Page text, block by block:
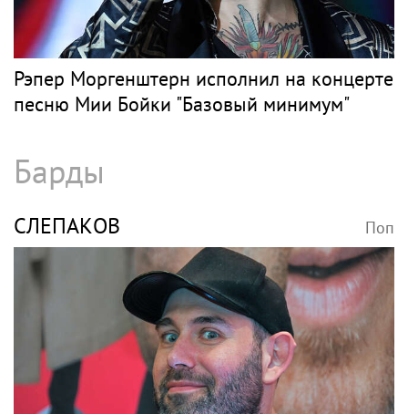
ЭЛДЖЕЙ Поп
В России ликвидируют компанию Элджея
МОРГЕНШТЕРН Поп